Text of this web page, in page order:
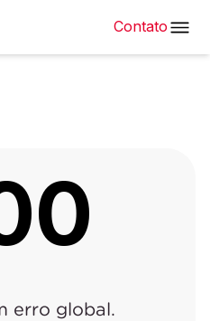
Contato
erro global.